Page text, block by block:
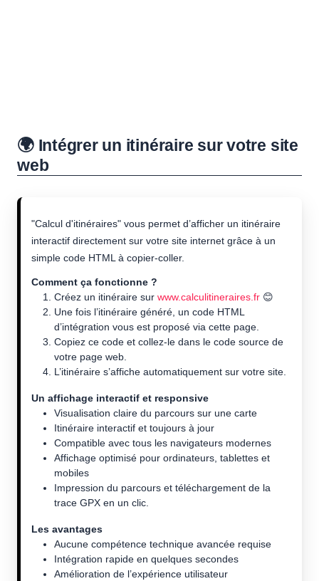
🌍 Intégrer un itinéraire sur votre site
web
"Calcul d'itinéraires" vous permet d’afficher un itinéraire
interactif directement sur votre site internet grâce à un
simple code HTML à copier-coller.
Comment ça fonctionne ?
Créez un itinéraire sur www.calculitineraires.fr 😊
Une fois l’itinéraire généré, un code HTML
d’intégration vous est proposé via cette page.
Copiez ce code et collez-le dans le code source de
votre page web.
L’itinéraire s’affiche automatiquement sur votre site.
Un affichage interactif et responsive
Visualisation claire du parcours sur une carte
Itinéraire interactif et toujours à jour
Compatible avec tous les navigateurs modernes
Affichage optimisé pour ordinateurs, tablettes et
mobiles
Impression du parcours et téléchargement de la
trace GPX en un clic.
Les avantages
Aucune compétence technique avancée requise
Intégration rapide en quelques secondes
Amélioration de l’expérience utilisateur